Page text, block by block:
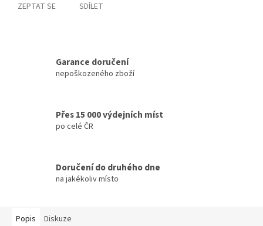
ZEPTAT SE SDÍLET
Garance doručení
nepoškozeného zboží
Přes 15 000 výdejních míst
po celé ČR
Doručení do druhého dne
na jakékoliv místo
Popis Diskuze